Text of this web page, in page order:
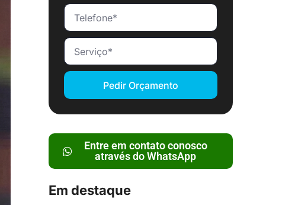
Pedir Orçamento
Entre em contato conosco
através do WhatsApp
Em destaque